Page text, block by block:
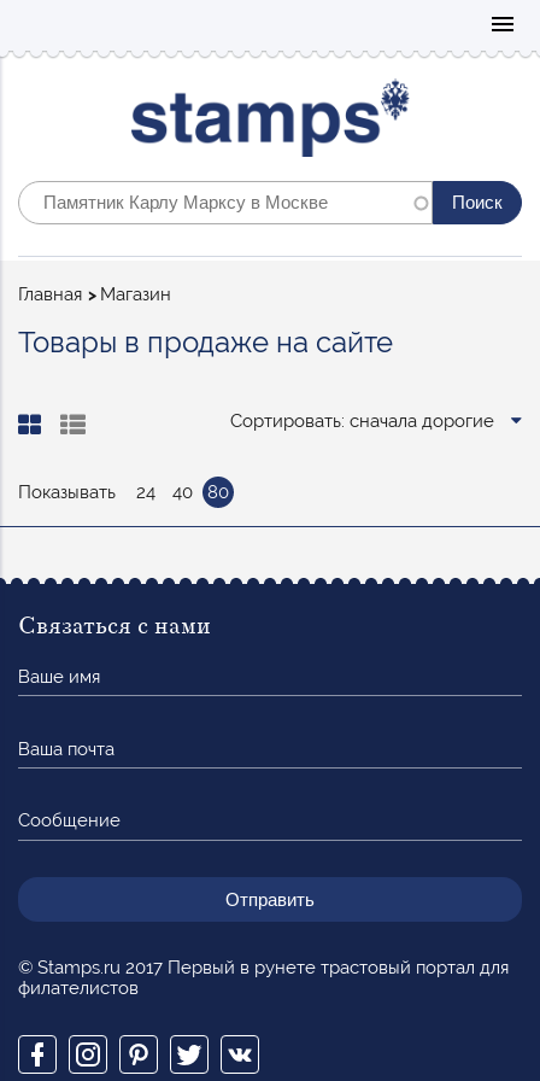
menu
Строка
Главная Магазин
Товары в продаже на сайте
Сортировать: сначала дорогие
Показывать 24 40 80
© Stamps.ru 2017 Первый в рунете трастовый портал для
филателистов
Связаться с нами
имя
почта
Сообщение